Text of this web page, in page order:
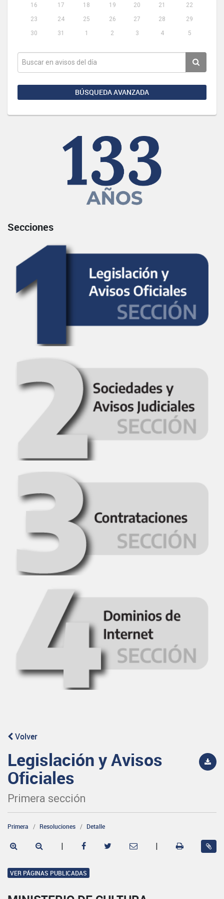
16
17 18 19 20 21
22
23
24 25 26 27 28
29
30
31 1 2 3 4 5
BÚSQUEDA AVANZADA
Secciones
Volver
Legislación y Avisos
Oficiales
Primera sección
Primera Resoluciones Detalle
| |
VER PÁGINAS PUBLICADAS